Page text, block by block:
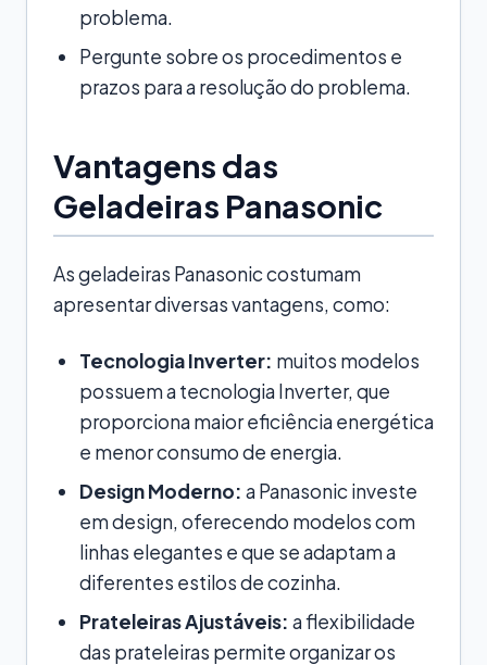
problema.
Pergunte sobre os procedimentos e
prazos para a resolução do problema.
Vantagens das
Geladeiras Panasonic
As geladeiras Panasonic costumam
apresentar diversas vantagens, como:
Tecnologia Inverter: muitos modelos
possuem a tecnologia Inverter, que
proporciona maior eficiência energética
e menor consumo de energia.
Design Moderno: a Panasonic investe
em design, oferecendo modelos com
linhas elegantes e que se adaptam a
diferentes estilos de cozinha.
Prateleiras Ajustáveis: a flexibilidade
das prateleiras permite organizar os